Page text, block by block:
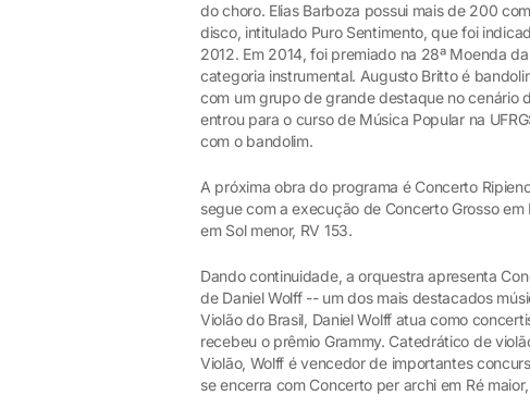
do choro. Elias Barboza possui mais de 200
disco, intitulado Puro Sentimento, que foi
2012. Em 2014, foi premiado na 28ª Moenda
categoria instrumental. Augusto Britto é
com um grupo de grande destaque no cenário
entrou para o curso de Música Popular na
com o bandolim.
A próxima obra do programa é Concerto
segue com a execução de Concerto Grosso
em Sol menor, RV 153.
Dando continuidade, a orquestra apresenta
de Daniel Wolff -- um dos mais destacados
Violão do Brasil, Daniel Wolff atua como
recebeu o prêmio Grammy. Catedrático de
Violão, Wolff é vencedor de importantes
se encerra com Concerto per archi em Ré maior,